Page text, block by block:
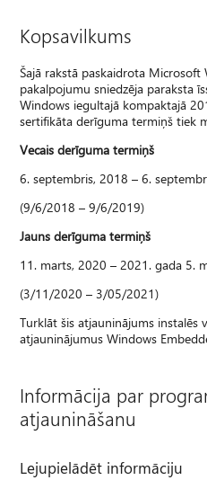
Kopsavilkums
Šajā rakstā paskaidrota
pakalpojumu sniedzēja paraksta
Windows iegultajā kompaktajā
sertifikāta derīguma termiņš tiek
Vecais derīguma termiņš
6. septembris, 2018 – 6.
(9/6/2018 – 9/6/2019)
Jauns derīguma termiņš
11. marts, 2020 – 2021. gada 5.
(3/11/2020 – 3/05/2021)
Turklāt šis atjauninājums instalēs
atjauninājumus Windows
Informācija par
atjaunināšanu
Lejupielādēt informāciju